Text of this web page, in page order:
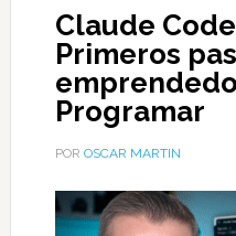
Claude
Primeros
Programar
POR OSCAR MARTIN